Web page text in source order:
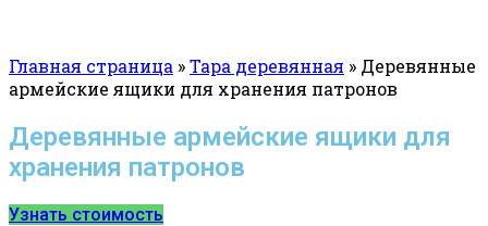
Главная страница »Тара деревянная » Деревянные
армейские ящики для хранения патронов
Деревянные армейские ящики для
хранения патронов
Узнать стоимость